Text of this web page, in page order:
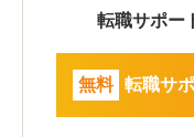
転職サポー
無料 転職サ